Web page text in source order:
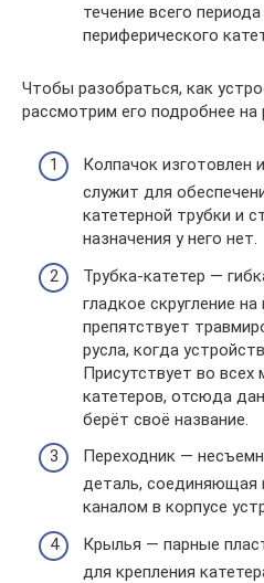
течение всего
периферического
Чтобы разобраться, как
рассмотрим его подробнее на
Колпачок изготовлен
служит для
катетерной трубки и
назначения у него нет.
Трубка-катетер —
гладкое скругление
препятствует
русла, когда
Присутствует во
катетеров, отсюда
берёт своё название.
Переходник —
деталь, соединяющая
каналом в корпусе
Крылья — парные
для крепления